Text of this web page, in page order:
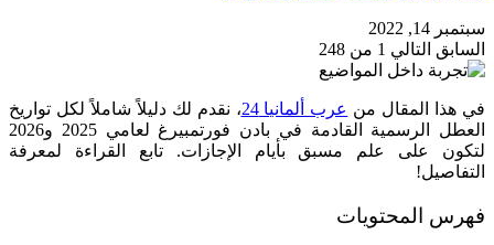
سبتمبر 14, 2022
السابق التالي 1 من 248
في هذا المقال من عرب ألمانيا 24
، نقدم لك دليلاً شاملاً لكل تواريخ
العطل الرسمية القادمة في بادن فورتمبيرغ لعامي 2025 و2026
لتكون على علم مسبق بأيام الإجازات. تابع القراءة لمعرفة
التفاصيل!
فهرس المحتويات